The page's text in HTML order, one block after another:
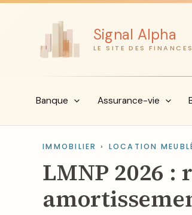
Aller
Signal Alpha
LE SITE DES
Banque Assurance-vie
IMMOBILIER › LOCATION
LMNP 2026